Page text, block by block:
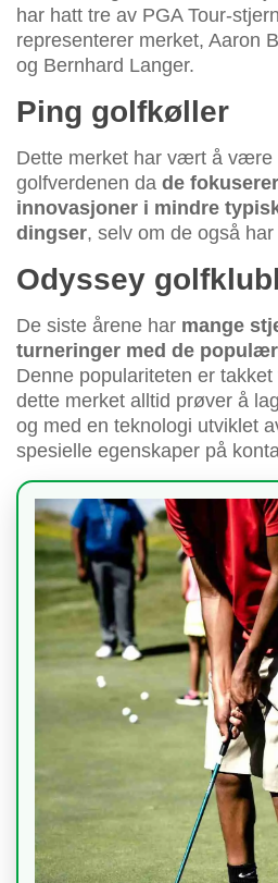
har hatt tre av PGA Tour-
representerer merket, Aaron
og Bernhard Langer.
Ping golfkøller
Dette merket har vært å være
golfverdenen da de
innovasjoner i mindre
dingser, selv om de også
Odyssey
De siste årene har mange
turneringer med de
Denne populariteten er
dette merket alltid prøver å
og med en teknologi utviklet
spesielle egenskaper på